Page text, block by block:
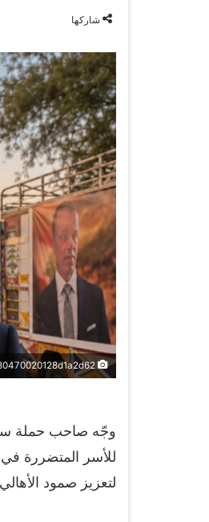
شاركها
1780470020128d1a2d62
وجّه صاحب حملة
للأسر المتضررة في
لتعزيز صمود